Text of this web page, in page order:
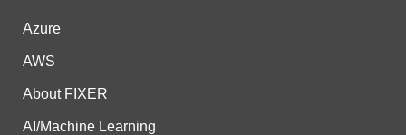
Azure
AWS
About FIXER
AI/Machine Learning